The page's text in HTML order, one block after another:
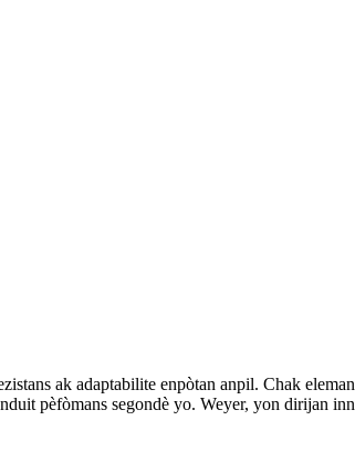
ak adaptabilite enpòtan anpil. Chak
pèfòmans segondè yo. Weyer, yon dirijan